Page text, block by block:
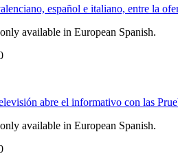
español e italiano, entre la
available in European Spanish.
abre el informativo con las
available in European Spanish.